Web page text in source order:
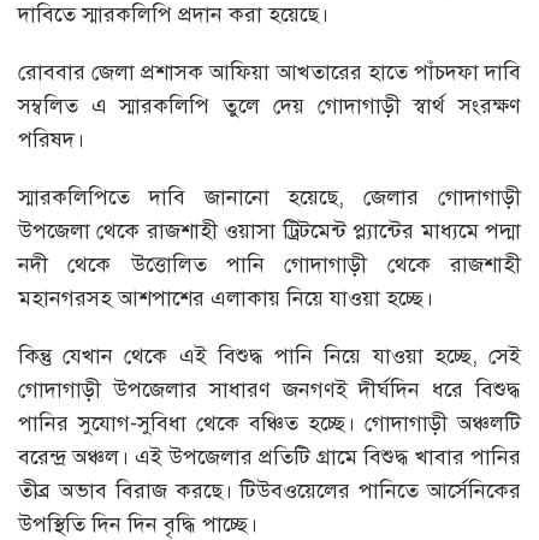
দাবিতে স্মারকলিপি প্রদান করা হয়েছে।
রোববার জেলা প্রশাসক আফিয়া আখতারের হাতে পাঁচদফা দাবি
সম্বলিত এ স্মারকলিপি তুলে দেয় গোদাগাড়ী স্বার্থ সংরক্ষণ
পরিষদ।
স্মারকলিপিতে দাবি জানানো হয়েছে, জেলার গোদাগাড়ী
উপজেলা থেকে রাজশাহী ওয়াসা ট্রিটমেন্ট প্ল্যান্টের মাধ্যমে পদ্মা
নদী থেকে উত্তোলিত পানি গোদাগাড়ী থেকে রাজশাহী
মহানগরসহ আশপাশের এলাকায় নিয়ে যাওয়া হচ্ছে।
কিন্তু যেখান থেকে এই বিশুদ্ধ পানি নিয়ে যাওয়া হচ্ছে, সেই
গোদাগাড়ী উপজেলার সাধারণ জনগণই দীর্ঘদিন ধরে বিশুদ্ধ
পানির সুযোগ-সুবিধা থেকে বঞ্চিত হচ্ছে। গোদাগাড়ী অঞ্চলটি
বরেন্দ্র অঞ্চল। এই উপজেলার প্রতিটি গ্রামে বিশুদ্ধ খাবার পানির
তীব্র অভাব বিরাজ করছে। টিউবওয়েলের পানিতে আর্সেনিকের
উপস্থিতি দিন দিন বৃদ্ধি পাচ্ছে।